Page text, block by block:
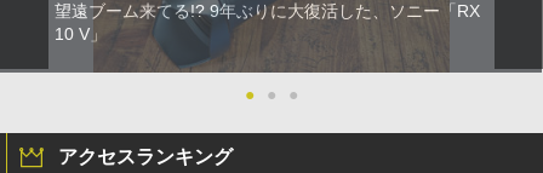
望遠ブーム来てる!? 9年ぶりに大復活した、ソニー「RX
10 V」
● ● ●
アクセスランキング